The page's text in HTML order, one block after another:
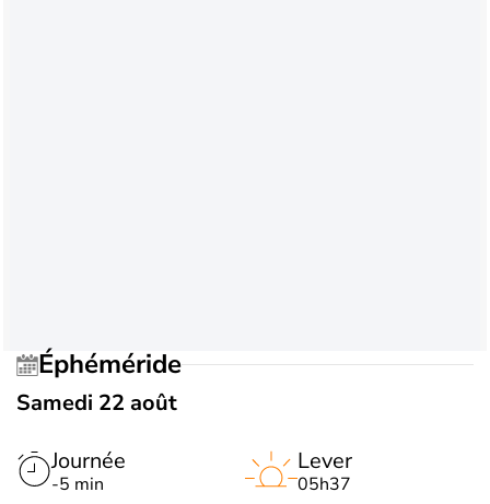
Éphéméride
Samedi 22 août
Journée
-5 min
Lever
05h37